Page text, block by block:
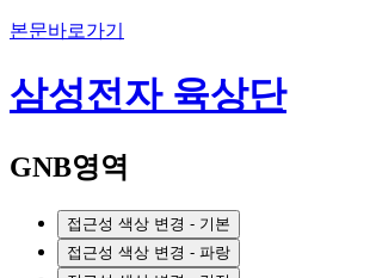
본문바로가기
삼성전자 육상단
GNB영역
접근성 색상 변경 - 기본
접근성 색상 변경 - 파랑